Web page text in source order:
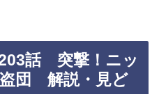
話 突撃！ニッ
団 解説・見ど